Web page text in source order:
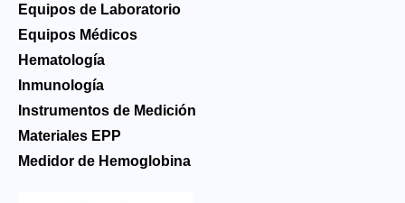
Equipos de Laboratorio
Equipos Médicos
Hematología
Inmunología
Instrumentos de Medición
Materiales EPP
Medidor de Hemoglobina